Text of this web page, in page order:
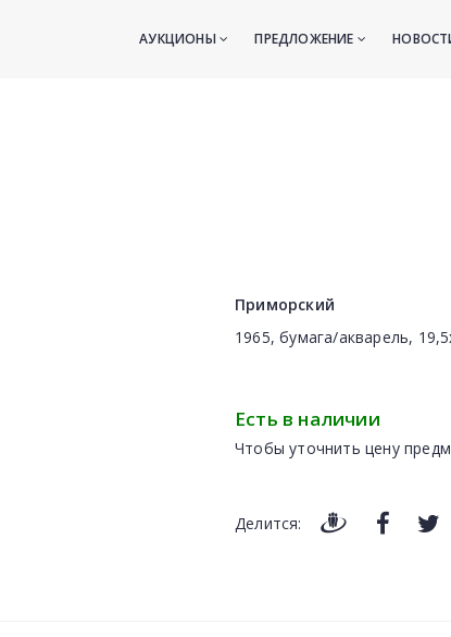
АУКЦИОНЫ ПРЕДЛОЖЕНИЕ
Приморский
1965, бумага/акварель,
Есть в наличии
Чтобы уточнить цену
Делится: